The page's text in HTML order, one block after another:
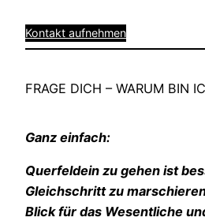
Kontakt aufnehmen
FRAGE DICH – WARUM BIN
Ganz einfach:
Querfeldein zu gehen ist
Gleichschritt zu
Blick für das Wesentliche